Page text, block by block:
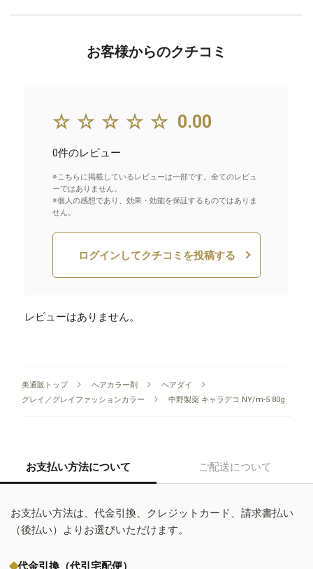
お客様からのクチコミ
☆☆☆☆☆ 0.00
0件のレビュー
※こちらに掲載しているレビューは一部です。全てのレビュ
ーではありません。
※個人の感想であり、効果・効能を保証するものではありま
せん。
ログインしてクチコミを投稿する
レビューはありません。
美通販トップ ヘアカラー剤
ヘアダイ
グレイ／グレイファッションカラー
中野製薬 キャラデコ NY/m-5 80g
お支払い方法について ご配送について
お支払い方法は、代金引換、クレジットカード、請求書払い
（後払い）よりお選びいただけます。
代金引換（代引宅配便）